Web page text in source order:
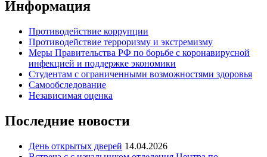
Информация
Противодействие коррупции
Противодействие терроризму и экстремизму
Меры Правительства РФ по борьбе с коронавирусной
инфекцией и поддержке экономики
Студентам с ограниченными возможностями здоровья
Самообследование
Независимая оценка
Последние новости
День открытых дверей 14.04.2026